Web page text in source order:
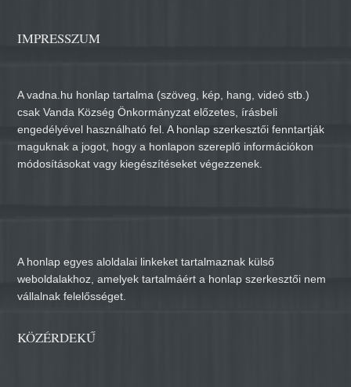
IMPRESSZUM
A vadna.hu honlap tartalma (szöveg, kép, hang, videó stb.)
csak Vanda Község Önkormányzat előzetes, írásbeli
engedélyével használható fel. A honlap szerkesztői fenntartják
maguknak a jogot, hogy a honlapon szereplő információkon
módosításokat vagy kiegészítéseket végezzenek.
A honlap egyes aloldalai linkeket tartalmaznak külső
weboldalakhoz, amelyek tartalmáért a honlap szerkesztői nem
vállalnak felelősséget.
KÖZÉRDEKŰ